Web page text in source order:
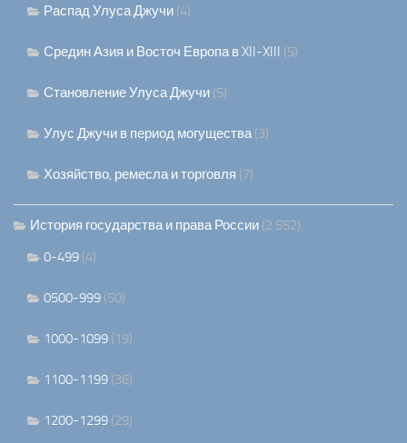
Распад Улуса Джучи (4)
Средин Азия и Восточ Европа в XII-XIII (5)
Становление Улуса Джучи (5)
Улус Джучи в период могущества(3)
Хозяйство, ремесла и торговля (7)
История государства и права России (2 552)
0-499 (4)
0500-999 (50)
1000-1099 (19)
1100-1199 (36)
1200-1299 (29)